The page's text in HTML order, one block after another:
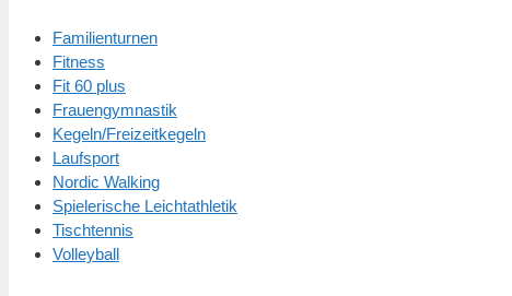
Familienturnen
Fitness
Fit 60 plus
Frauengymnastik
Kegeln/Freizeitkegeln
Laufsport
Nordic Walking
Spielerische Leichtathletik
Tischtennis
Volleyball